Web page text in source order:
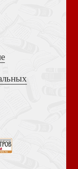
книга о
в поиске
Африканский)